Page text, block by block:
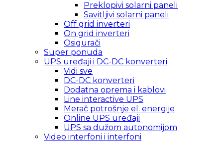
Preklopivi solarni paneli
Savitljivi solarni paneli
Off grid inverteri
On grid inverteri
Osigurači
Super ponuda
UPS uređaji i DC-DC konverteri
Vidi sve
DC-DC konverteri
Dodatna oprema i kablovi
Line interactive UPS
Merač potrošnje el. energije
Online UPS uređaji
UPS sa dužom autonomijom
Video interfoni i interfoni